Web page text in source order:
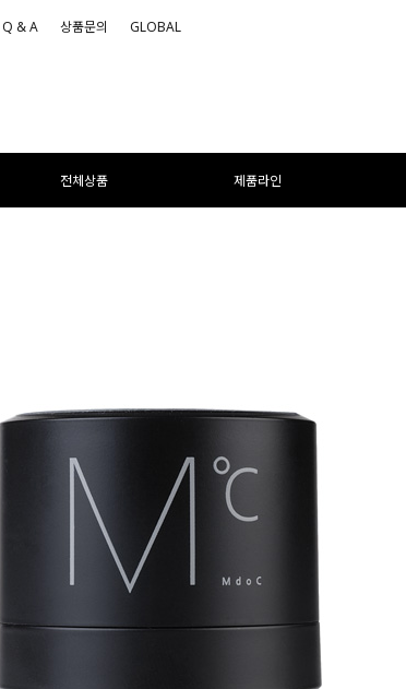
Q & A 상품문의 GLOBAL
전체상품 제품라인